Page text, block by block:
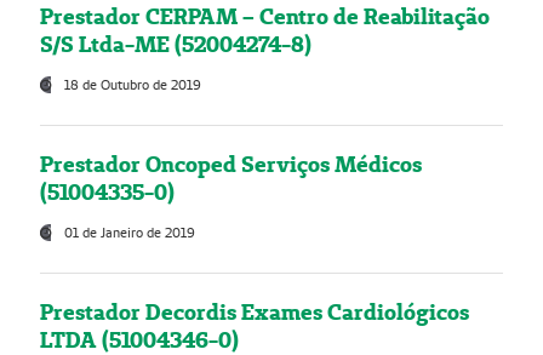
Prestador CERPAM – Centro de Reabilitação
S/S Ltda-ME (52004274-8)
18 de Outubro de 2019
Prestador Oncoped Serviços Médicos
(51004335-0)
01 de Janeiro de 2019
Prestador Decordis Exames Cardiológicos
LTDA (51004346-0)